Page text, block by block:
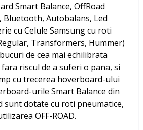
Smart Balance, OffRoad
Bluetooth, Autobalans, Led
cu Celule Samsungcu roti
Transformers, Hummer)
de cea mai echilibrata
riscul de a suferi o pana, si
cu trecerea hoverboard-ului
urile Smart Balance din
sunt dotate cu roti pneumatice,
OFF-ROAD.